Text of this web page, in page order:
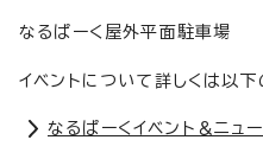
なるぱーく屋外平面駐車場
イベントについて詳しくは以下
なるぱーくイベント＆ニュ